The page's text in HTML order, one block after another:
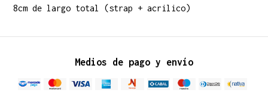
8cm de largo total (strap + acrilico)
Medios de pago y envío